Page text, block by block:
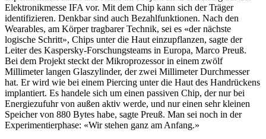
Elektronikmesse IFA vor. Mit dem Chip kann sich der Träger
identifizieren. Denkbar sind auch Bezahlfunktionen. Nach den
Wearables, am Körper tragbarer Technik, sei es «der nächste
logische Schritt», Chips unter die Haut einzupflanzen, sagte der
Leiter des Kaspersky-Forschungsteams in Europa, Marco Preuß.
Bei dem Projekt steckt der Mikroprozessor in einem zwölf
Millimeter langen Glaszylinder, der zwei Millimeter Durchmesser
hat. Er wird wie bei einem Piercing unter die Haut des Handrückens
implantiert. Es handele sich um einen passiven Chip, der nur bei
Energiezufuhr von außen aktiv werde, und nur einen sehr kleinen
Speicher von 880 Bytes habe, sagte Preuß. Man sei noch in der
Experimentierphase: «Wir stehen ganz am Anfang.»